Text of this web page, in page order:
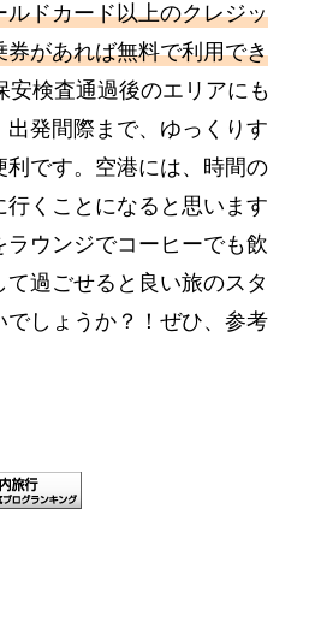
ドカード以上のクレジッ
があれば無料で利用でき
安検査通過後のエリアにも
出発間際まで、ゆっくりす
利です。空港には、時間の
くことになると思います
ウンジでコーヒーでも飲
過ごせると良い旅のスタ
でしょうか？！ぜひ、参考